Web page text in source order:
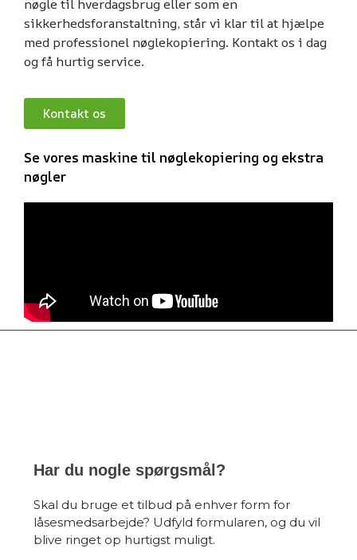
nøgle til hverdagsbrug eller som en
sikkerhedsforanstaltning, står vi klar til at hjælpe
med professionel nøglekopiering. Kontakt os i dag
og få hurtig service.
Kontakt os
Se vores maskine til nøglekopiering og ekstra
nøgler
Har du nogle spørgsmål?
Skal du bruge et tilbud på enhver form for
låsesmedsarbejde? Udfyld formularen, og du vil
blive ringet op hurtigst muligt.